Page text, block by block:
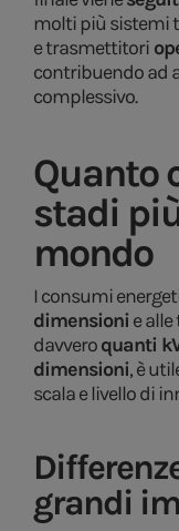
molti più sistemi
e trasmettitori
contribuendo ad
complessivo.
Quanto
stadi
mondo
I consumi
dimensioni e
davveroquanti
dimensioni, è
scala e livello di
grandi